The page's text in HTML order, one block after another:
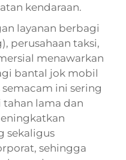
kendaraan.
layanan berbagi
perusahaan taksi,
menawarkan
bantal jok mobil
ini sering
lama dan
sekaligus
sehingga